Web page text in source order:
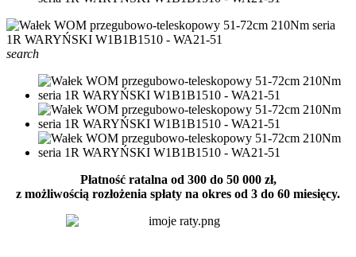
search
Płatność ratalna od 300 do 50 000 zł,
z możliwością rozłożenia spłaty na okres od 3 do 60 miesięcy.